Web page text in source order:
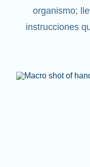
organismo;
instrucciones